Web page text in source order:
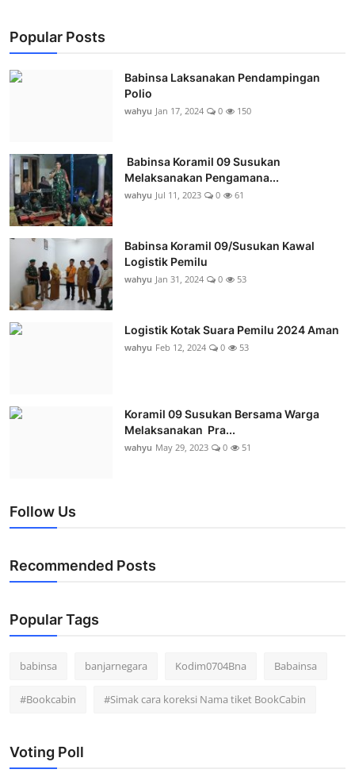
Popular Posts
Babinsa Laksanakan Pendampingan
Polio
wahyu Jan 17, 2024 0 150
Babinsa Koramil 09 Susukan
Melaksanakan Pengamana...
wahyu Jul 11, 2023 0 61
Babinsa Koramil 09/Susukan Kawal
Logistik Pemilu
wahyu Jan 31, 2024 0 53
Logistik Kotak Suara Pemilu 2024 Aman
wahyu Feb 12, 2024 0 53
Koramil 09 Susukan Bersama Warga
Melaksanakan Pra...
wahyu May 29, 2023 0 51
Follow Us
Recommended Posts
Popular Tags
babinsa banjarnegara Kodim0704Bna Babainsa
#Bookcabin #Simak cara koreksi Nama tiket BookCabin
Voting Poll